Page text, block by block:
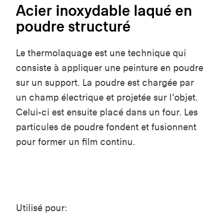
Acier inoxydable laqué en
poudre structuré
Le thermolaquage est une technique qui
consiste à appliquer une peinture en poudre
sur un support. La poudre est chargée par
un champ électrique et projetée sur l’objet.
Celui-ci est ensuite placé dans un four. Les
particules de poudre fondent et fusionnent
pour former un film continu.
Utilisé pour: